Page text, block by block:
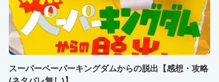
スーパーペーパーキングダムからの脱出【感想・攻略